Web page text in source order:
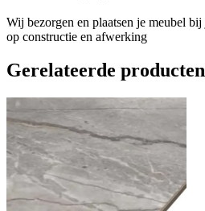
Wij bezorgen en plaatsen je meubel
op constructie en afwerking
Gerelateerde producten